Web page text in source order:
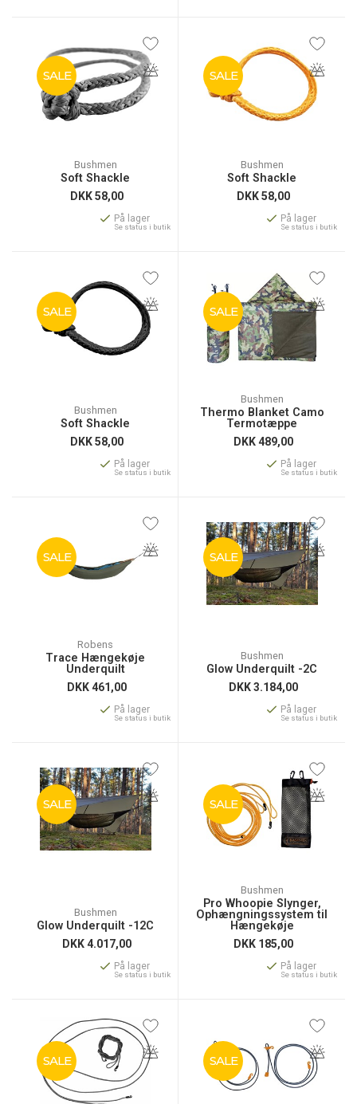
SALE
Bushmen
Soft Shackle
DKK58,00
På lager
Se status i butik
SALE
Bushmen
Soft Shackle
DKK58,00
På lager
Se status i butik
SALE
Bushmen
Soft Shackle
DKK58,00
På lager
Se status i butik
SALE
Bushmen
Thermo Blanket Camo
Termotæppe
DKK489,00
På lager
Se status i butik
SALE
Robens
Trace Hængekøje
Underquilt
DKK461,00
På lager
Se status i butik
SALE
Bushmen
Glow Underquilt -2C
DKK3.184,00
På lager
Se status i butik
SALE
Bushmen
Glow Underquilt -12C
DKK4.017,00
På lager
Se status i butik
SALE
Bushmen
Pro Whoopie Slynger,
Ophængningssystem til
Hængekøje
DKK 185,00
På lager
Se status i butik
SALE SALE